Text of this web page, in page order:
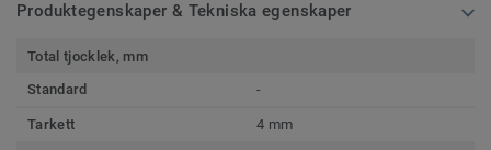
Produktegenskaper & Tekniska egenskaper
Total tjocklek, mm
Standard
-
Tarkett 4 mm